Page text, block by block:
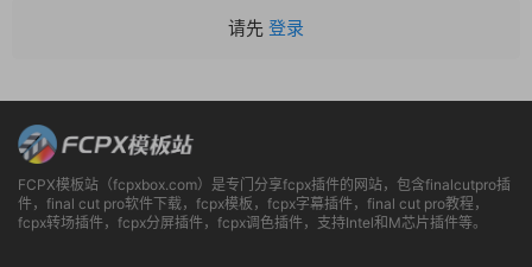
请先 登录
FCPX模板站（fcpxbox.com）是专门分享fcpx插件的网站，包含finalcutpro插
件，final cut pro软件下载，fcpx模板，fcpx字幕插件，final cut pro教程，
fcpx转场插件，fcpx分屏插件，fcpx调色插件，支持Intel和M芯片插件等。